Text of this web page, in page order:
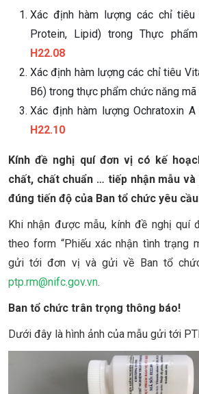
Xác định hàm lượng các chỉ
Protein, Lipid) trong Thực
H22.08
Xác định hàm lượng các chỉ tiêu
B6) trong thực phẩm chức năng
Xác định hàm lượng Ochratoxin
H22.10
Kính đề nghị quí đơn vị có kế
chất, chất chuẩn … tiếp nhận mẫu
đúng tiến độ của Ban tổ chức yêu
Khi nhận được mẫu, kính đề nghị quí
theo form “Phiếu xác nhận tình trạng
gửi tới đơn vị và gửi về Ban tổ
ptp.rm@nifc.gov.vn.
Ban tổ chức trân trọng thông báo!
Dưới đây là hình ảnh của mẫu gửi tới